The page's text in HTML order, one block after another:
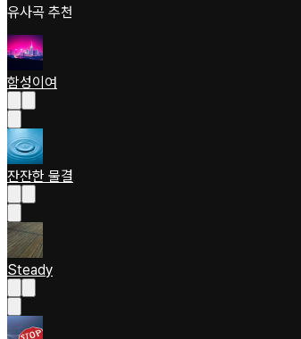
유사곡 추천
함성이여
잔잔한 물결
Steady